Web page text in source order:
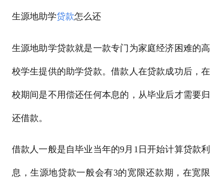
生源地助学贷款怎么还
生源地助学贷款就是一款专门为家庭经济困难的高
校学生提供的助学贷款。借款人在贷款成功后，在
校期间是不用偿还任何本息的，从毕业后才需要归
还借款。
借款人一般是自毕业当年的9月1日开始计算贷款利
息，生源地贷款一般会有3的宽限还款期，在宽限